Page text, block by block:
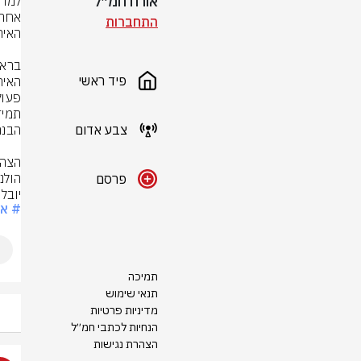
התחברות
פיד ראשי
צבע אדום
פרסם
תמיכה
תנאי שימוש
מדיניות פרטיות
הנחיות לכתבי חמ״ל
הצהרת נגישות
#